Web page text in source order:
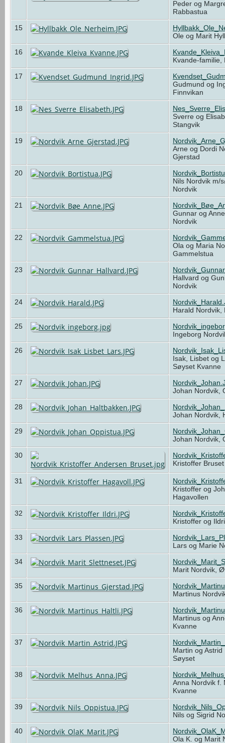
Peder og
Rabbastua
15
Ole og Marit
16
Kvande-
17
Gudmund og
Finnvikan
18
Sverre og
Stangvik
19
Arne og Dordi
Gjerstad
20
Nils Nordvik m/
Nordvik
21
Gunnar og
Nordvik
22
Ola og Maria
Gammelstua
23
Hallvard og
Nordvik
24
Harald
25
Ingeborg
26
Isak, Lisbet og
Søyset Kvanne
27
Johan Nordvik,
28
Johan Nordvik,
29
Johan Nordvik,
30
Kristoffer
31
Kristoffer og
Hagavollen
32
Kristoffer og
33
Lars og Marie
34
Marit Nordvik,
35
Martinus
36
Martinus og
Kvanne
37
Martin og
Søyset
38
Anna Nordvik f.
Kvanne
39
Nils og Sigrid
40
Ola K. og Marit